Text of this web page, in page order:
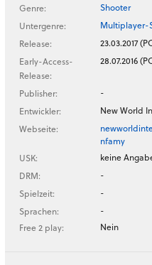
Genre:
Shooter
Untergenre:
Multiplayer-
Release:
23.03.2017
Early-Access-
Release:
28.07.2016
Publisher:
-
Entwickler:
New World
Webseite:
nfamy
USK:
keine
DRM:
-
Spielzeit:
-
Sprachen:
-
Free 2 play:
Nein